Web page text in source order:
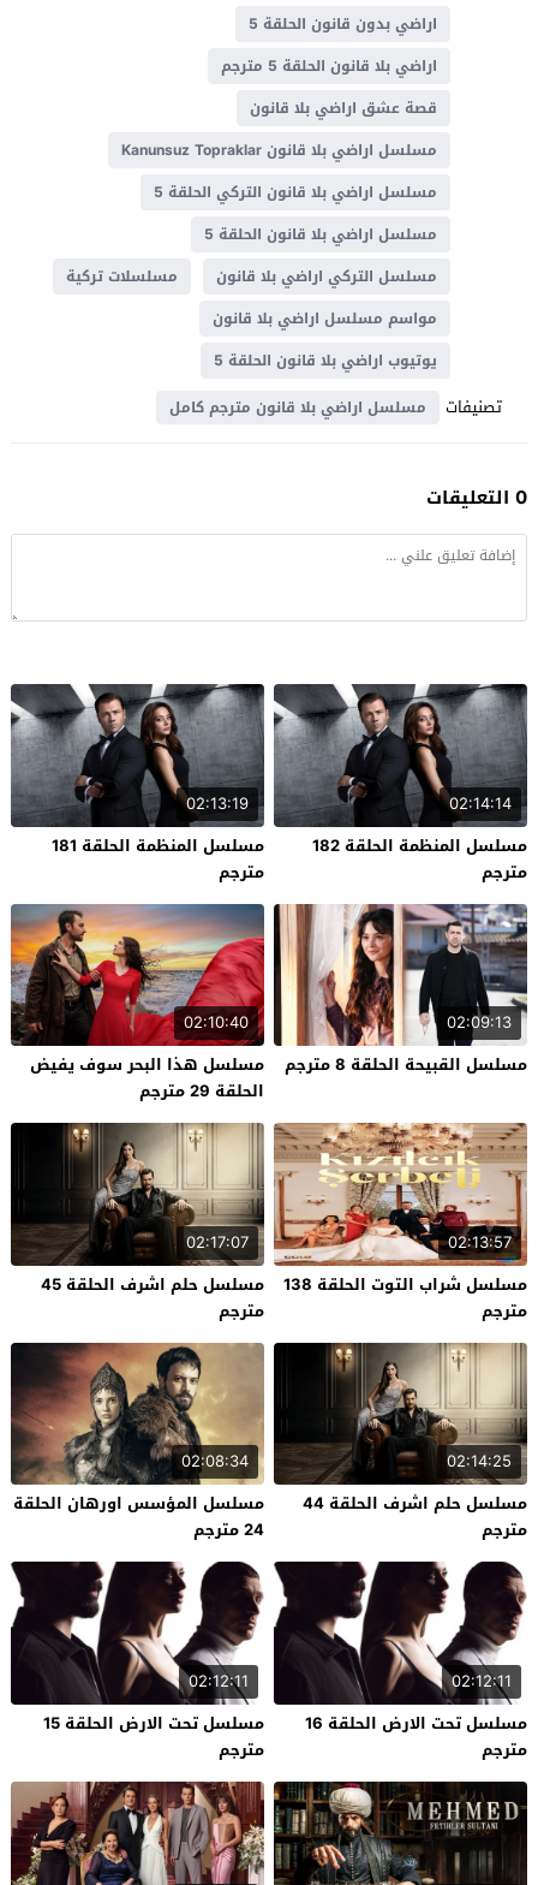
اراضي بدون قانون الحلقة 5
اراضي بلا قانون الحلقة 5 مترجم
قصة عشق اراضي بلا قانون
مسلسل اراضي بلا قانون Kanunsuz Topraklar
مسلسل اراضي بلا قانون التركي الحلقة 5
مسلسل اراضي بلا قانون الحلقة 5
مسلسل التركي اراضي بلا قانون
مسلسلات تركية
مواسم مسلسل اراضي بلا قانون
يوتيوب اراضي بلا قانون الحلقة 5
تصنيفات مسلسل اراضي بلا قانون مترجم كامل
0 التعليقات
02:14:14
مسلسل المنظمة الحلقة 182
مترجم
02:13:19
مسلسل المنظمة الحلقة 181
مترجم
02:09:13
مسلسل القبيحة الحلقة 8 مترجم
02:10:40
مسلسل هذا البحر سوف يفيض
الحلقة 29 مترجم
02:13:57
مسلسل شراب التوت الحلقة 138
مترجم
02:17:07
مسلسل حلم اشرف الحلقة 45
مترجم
02:14:25
مسلسل حلم اشرف الحلقة 44
مترجم
02:08:34
مسلسل المؤسس اورهان الحلقة
24 مترجم
02:12:11
مسلسل تحت الارض الحلقة 16
مترجم
02:12:11
مسلسل تحت الارض الحلقة 15
مترجم